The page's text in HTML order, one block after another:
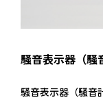
騒音表示器（騒
騒音表示器（騒音